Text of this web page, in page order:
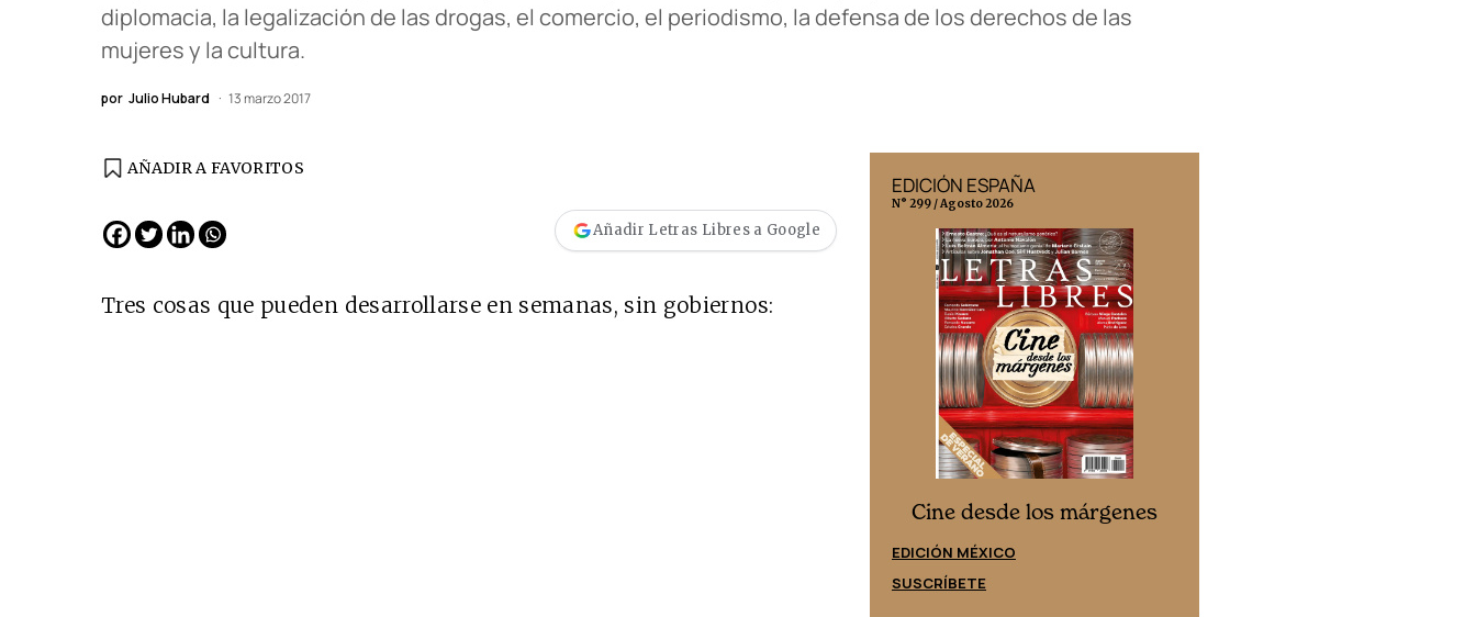
diplomacia, la legalización de las drogas, el comercio, el periodismo, la defensa de los derechos de las
mujeres y la cultura.
por Julio Hubard 13 marzo 2017
AÑADIR A FAVORITOS
Añadir Letras Libres a Google
Tres cosas que pueden desarrollarse en semanas, sin gobiernos:
EDICIÓN ESPAÑA
N° 299 / Agosto 2026
Cine desde los márgenes
EDICIÓN MÉXICO
SUSCRÍBETE